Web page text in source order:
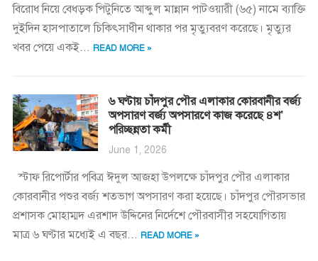
বিরোধ নিয়ে বেধড়ক পিটুনিতে আব্দুল মান্নান পাটওয়ারী (৬৫) নামে ব্যাক্তি
দুইদিন হাসপাতালে চিকিৎসাধীন থাকার পর মৃত্যুবরণ করেছে। মৃত্যুর
খবর পেয়ে একই... READ MORE »
৬ ঘণ্টায় চাঁদপুর পৌর এলাকার কোরবানীর বর্জ্য
অপসারণ বর্জ্য অপসারণে কাজ করেছে ৪শ’
পরিচ্ছন্নতা কর্মী
June 1, 2026
স্টাফ রিপোর্টার পবিত্র ঈদুল আজহা উপলক্ষে চাঁদপুর পৌর এলাকার
কোরবানীর পশুর বর্জ্য শতভাগ অপসারণ করা হয়েছে। চাঁদপুর পৌরসভার
প্রশাসক মোহাম্মদ এরশাদ উদ্দিনের নির্দেশে পৌরবাসীর সহযোগিতায়
মাত্র ৬ ঘণ্টার মধ্যেই এ বছর... READ MORE »